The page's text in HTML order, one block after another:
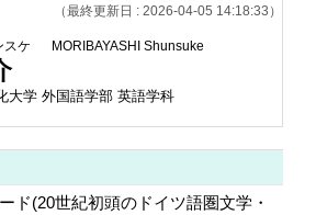
（最終更新日 : 2026-04-05 14:18:33）
ケ MORIBAYASHI Shunsuke
大学 外国語学部 英語学科
ド(20世紀初頭のドイツ語圏文学・